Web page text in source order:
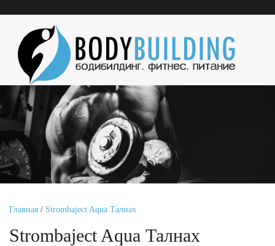
Главная / Strombaject Aqua Талнах
Strombaject Aqua Талнах